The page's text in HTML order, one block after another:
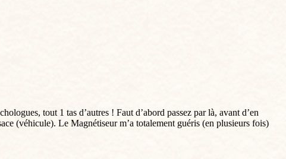
tout 1 tas d’autres ! Faut d’abord passez par là, avant d’en
(véhicule). Le Magnétiseur m’a totalement guéris (en plusieurs fois)